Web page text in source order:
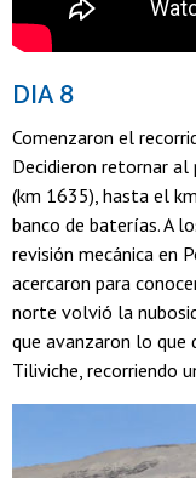
DIA 8
Comenzaron el
Decidieron retornar
(km 1635), hasta el
banco de baterías. A
revisión mecánica en
acercaron para
norte volvió la
que avanzaron lo que
Tiliviche, recorriendo